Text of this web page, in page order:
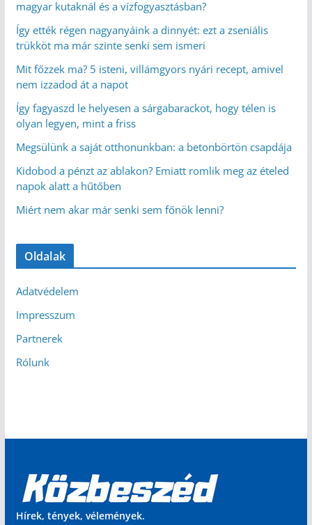
magyar kutaknál és a vízfogyasztásban?
Így ették régen nagyanyáink a dinnyét: ezt a zseniális
trükköt ma már szinte senki sem ismeri
Mit főzzek ma? 5 isteni, villámgyors nyári recept, amivel
nem izzadod át a napot
Így fagyaszd le helyesen a sárgabarackot, hogy télen is
olyan legyen, mint a friss
Megsülünk a saját otthonunkban: a betonbörtön csapdája
Kidobod a pénzt az ablakon? Emiatt romlik meg az ételed
napok alatt a hűtőben
Miért nem akar már senki sem főnök lenni?
Oldalak
Adatvédelem
Impresszum
Partnerek
Rólunk
Hírek, tények, vélemények.